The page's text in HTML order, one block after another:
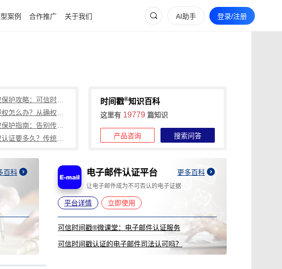
案例 合作推广 关于我们 AI助手 登录/注册
时间戳®知识百科
这里有 19779 篇知识
产品咨询 搜索问答
百科 电子邮件认证平台 更多百科
让电子邮件成为不可否认的电子证据
平台详情 立即使用
可信时间戳®微课堂：电子邮件认证服务
可信时间戳认证的电子邮件司法认可吗？